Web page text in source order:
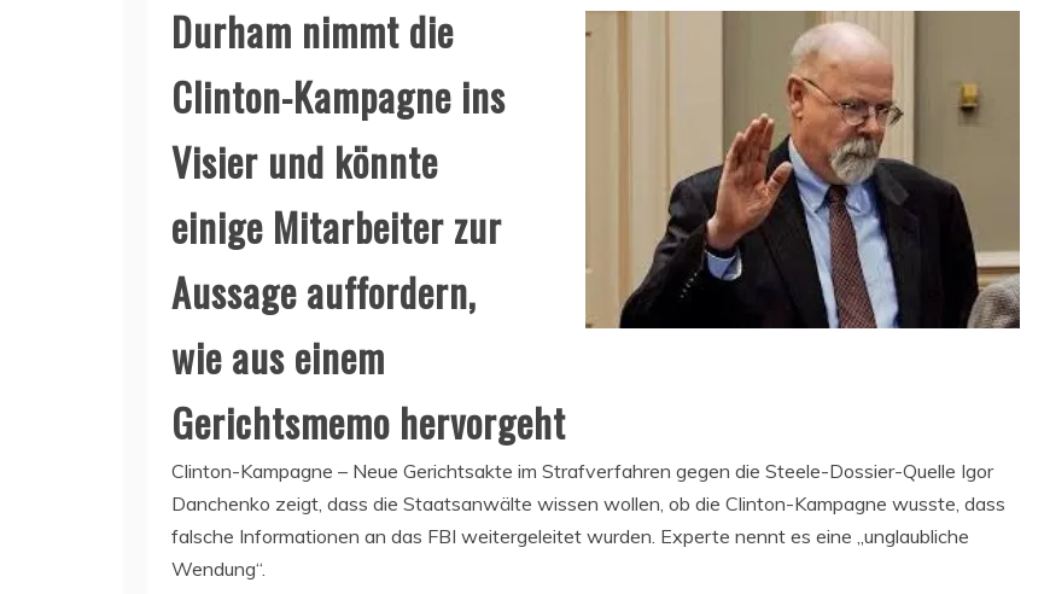
Durham nimmt die
Clinton-Kampagne ins
Visier und könnte
einige Mitarbeiter zur
Aussage auffordern,
wie aus einem
Gerichtsmemo hervorgeht
Clinton-Kampagne – Neue Gerichtsakte im Strafverfahren gegen die Steele-Dossier-Quelle Igor
Danchenko zeigt, dass die Staatsanwälte wissen wollen, ob die Clinton-Kampagne wusste, dass
falsche Informationen an das FBI weitergeleitet wurden. Experte nennt es eine „unglaubliche
Wendung“.